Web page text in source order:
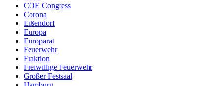
COE Congress
Corona
Eißendorf
Europa
Europarat
Feuerwehr
Fraktion
Freiwillige Feuerwehr
Großer Festsaal